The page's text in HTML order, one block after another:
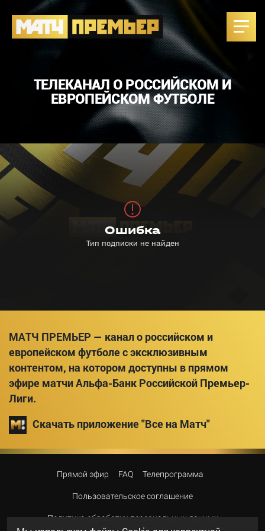
ТЕЛЕКАНАЛ О РОССИЙСКОМ И
ЕВРОПЕЙСКОМ ФУТБОЛЕ
МАТЧ ПРЕМЬЕР — канал о российском и
европейском футболе с эксклюзивным
контентом, на котором доступны в прямом
эфире матчи Альфа-Банк Российской Премьер-
Лиги.
Скачать приложение "Все на Матч"
Прямой эфир FAQ Телепрограмма
Пользовательское соглашение
Политика обработки персональных данных